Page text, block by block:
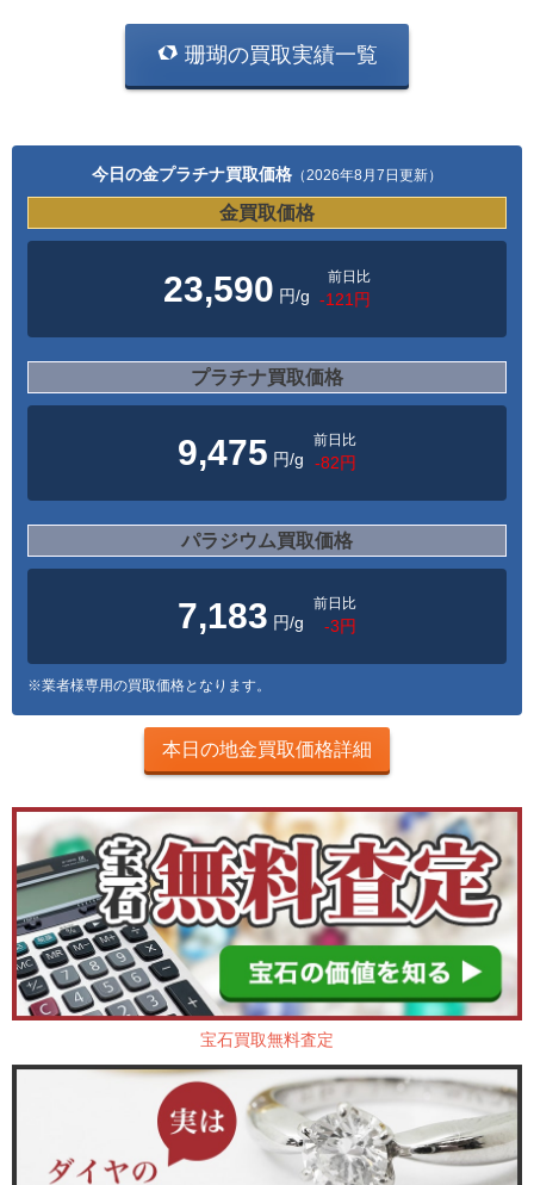
珊瑚の買取実績一覧
今日の金プラチナ買取価格 （2026年8月7日更新）
金買取価格
23,590 円/g
前日比
-121円
プラチナ買取価格
9,475 円/g
前日比
-82円
パラジウム買取価格
7,183 円/g
前日比
-3円
※業者様専用の買取価格となります。
本日の地金買取価格詳細
宝石買取無料査定